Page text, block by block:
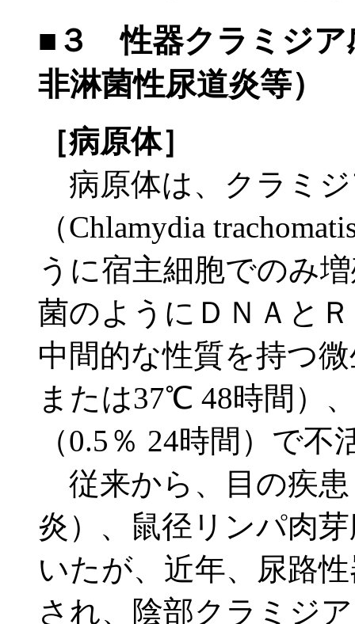
■３ 性器クラミジア
非淋菌性尿道炎等）
［病原体］
病原体は、クラミ
（Chlamydia
うに宿主細胞でのみ
菌のようにＤＮＡと
中間的な性質を持つ
または37℃ 48時間）
（0.5％ 24時間）で
従来から、目の疾患
炎）、鼠径リンパ肉
いたが、近年、尿路
され、陰部クラミジ